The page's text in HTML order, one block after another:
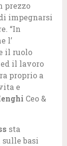
prezzo
impegnarsi
“In
l’
il ruolo
il lavoro
proprio a
e
Ceo &
sta
basi